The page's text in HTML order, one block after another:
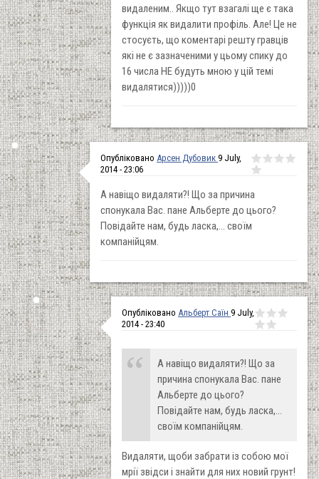
видаленим.. Якщо тут взагалі ще є така
функція як видалити профіль. Але! Це не
стосуєть, що коментарі решту гравців
які не є зазначеними у цьому спику до
16 числа НЕ будуть мною у цій темі
видалятися)))))0
Опубліковано Арсен Дубовик 9 July,
2014 - 23:06
А навіщо видаляти?! Що за причина
спонукала Вас. пане Альберте до цього?
Повідайте нам, будь ласка,... своїм
компанійцям.
Опубліковано Альберт Саїн 9 July,
2014 - 23:40
А навіщо видаляти?! Що за
причина спонукала Вас. пане
Альберте до цього?
Повідайте нам, будь ласка,...
своїм компанійцям.
Видаляти, щоби забрати із собою мої
мрії звідси і знайти для них новий грунт!